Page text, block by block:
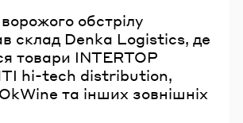
обстрілу
склад Denka Logistics, де
товари INTERTOP
hi-tech distribution,
та інших зовнішніх